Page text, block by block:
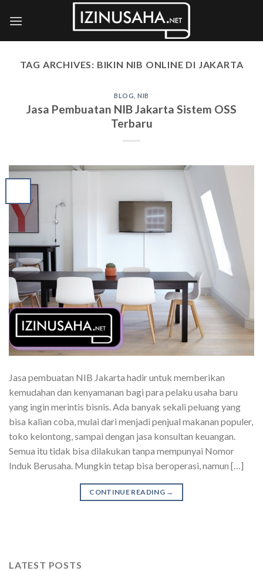
TAG ARCHIVES: BIKIN NIB ONLINE DI JAKARTA
BLOG ,NIB
Jasa Pembuatan NIB Jakarta Sistem OSS
Terbaru
Jasa pembuatan NIB Jakarta hadir untuk memberikan
kemudahan dan kenyamanan bagi para pelaku usaha baru
yang ingin merintis bisnis. Ada banyak sekali peluang yang
bisa kalian coba, mulai dari menjadi penjual makanan populer,
toko kelontong, sampai dengan jasa konsultan keuangan.
Semua itu tidak bisa dilakukan tanpa mempunyai Nomor
Induk Berusaha. Mungkin tetap bisa beroperasi, namun […]
CONTINUE READING →
LATEST POSTS